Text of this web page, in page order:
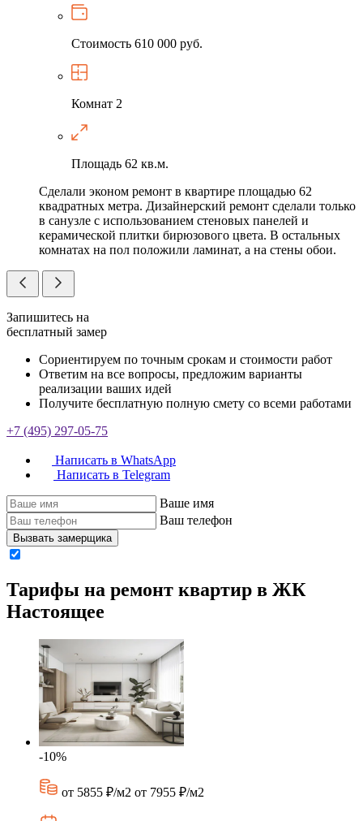
Стоимость 610 000 руб.
Комнат 2
Площадь 62 кв.м.
Сделали эконом ремонт в квартире площадью 62
квадратных метра. Дизайнерский ремонт сделали только
в санузле с использованием стеновых панелей и
керамической плитки бирюзового цвета. В остальных
комнатах на пол положили ламинат, а на стены обои.
Запишитесь на
бесплатный замер
Сориентируем по точным срокам и стоимости работ
Ответим на все вопросы, предложим варианты
реализации ваших идей
Получите бесплатную полную смету со всеми работами
+7 (495) 297-05-75
Написать в WhatsApp
Написать в Telegram
Ваше имя
Ваш телефон
Вызвать замерщика
Тарифы на ремонт квартир в ЖК
Настоящее
-10%
от 5855 ₽/м2 от 7955 ₽/м2